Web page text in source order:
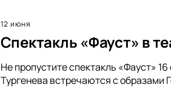
12 июня
Спектакль «Фауст» в
Не пропустите спектакль «Фауст»
Тургенева встречаются с